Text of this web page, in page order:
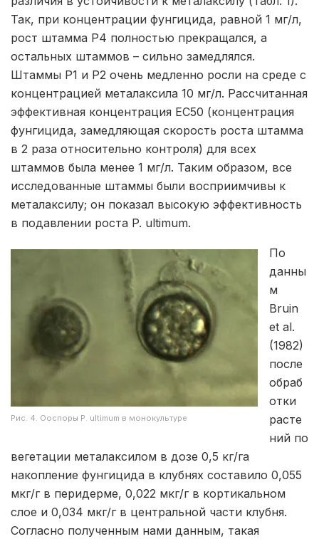
Так, при концентрации фунгицида, равной 1 мг/л,
рост штамма P4 полностью прекращался, а
остальных штаммов – сильно замедлялся.
Штаммы Р1 и Р2 очень медленно росли на среде с
концентрацией металаксила 10 мг/л. Рассчитанная
эффективная концентрация ЕС50 (концентрация
фунгицида, замедляющая скорость роста штамма
в 2 раза относительно контроля) для всех
штаммов была менее 1 мг/л. Таким образом, все
исследованные штаммы были восприимчивы к
металаксилу; он показал высокую эффективность
в подавлении роста P. ultimum.
Рис. 4. Ооспоры P. ultimum в монокультуре
По
данны
м
Bruin
et al.
(1982)
после
обраб
отки
расте
ний по
вегетации металаксилом в дозе 0,5 кг/га
накопление фунгицида в клубнях составило 0,055
мкг/г в перидерме, 0,022 мкг/г в кортикальном
слое и 0,034 мкг/г в центральной части клубня.
Согласно полученным нами данным, такая